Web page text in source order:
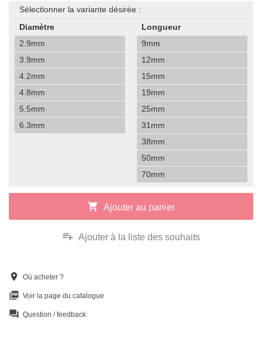
Sélectionner la variante désirée :
Diamètre
2.9mm
3.9mm
4.2mm
4.8mm
5.5mm
6.3mm
Longueur
9mm
12mm
15mm
19mm
25mm
31mm
38mm
50mm
70mm
shopping_cart Ajouter au panier
playlist_add Ajouter à la liste des souhaits
location_on Où acheter ?
picture_as_pdf Voir la page du catalogue
question_answer Question / feedback